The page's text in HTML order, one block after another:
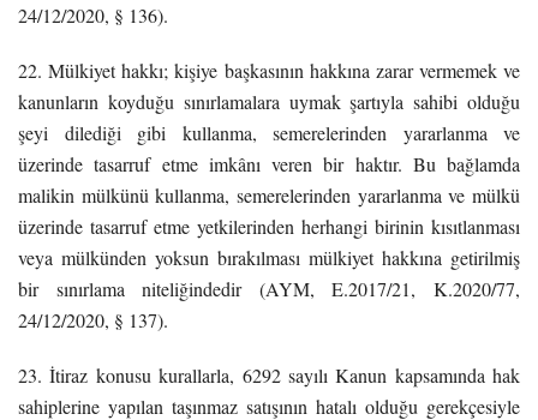
24/12/2020, § 136).
22. Mülkiyet hakkı; kişiye başkasının hakkına zarar vermemek ve
kanunların koyduğu sınırlamalara uymak şartıyla sahibi olduğu
şeyi dilediği gibi kullanma, semerelerinden yararlanma ve
üzerinde tasarruf etme imkânı veren bir haktır. Bu bağlamda
malikin mülkünü kullanma, semerelerinden yararlanma ve mülkü
üzerinde tasarruf etme yetkilerinden herhangi birinin kısıtlanması
veya mülkünden yoksun bırakılması mülkiyet hakkına getirilmiş
bir sınırlama niteliğindedir (AYM, E.2017/21, K.2020/77,
24/12/2020, § 137).
23. İtiraz konusu kurallarla, 6292 sayılı Kanun kapsamında hak
sahiplerine yapılan taşınmaz satışının hatalı olduğu gerekçesiyle